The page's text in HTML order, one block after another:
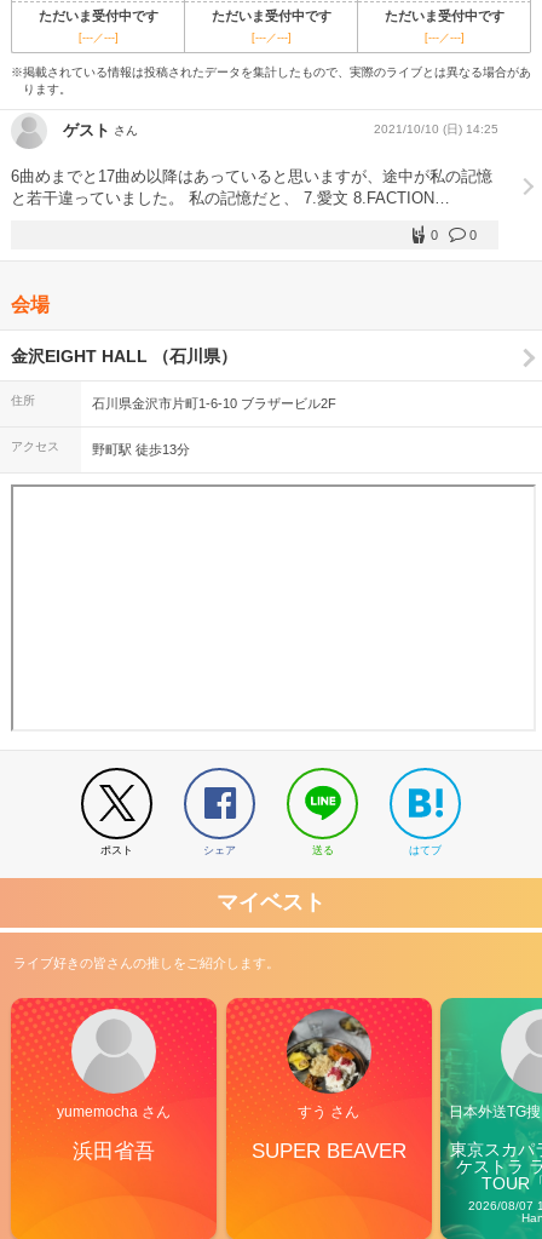
ただいま受付中です ただいま受付中です ただいま受付中です
[---／---] [---／---] [---／---]
※掲載されている情報は投稿されたデータを集計したもので、実際のライブとは異なる場合があ
ります。
ゲスト さん 2021/10/10 (日) 14:25
6曲めまでと17曲め以降はあっていると思いますが、途中が私の記憶
と若干違っていました。 私の記憶だと、 7.愛文 8.FACTION
衝動 15.Love me 16.照れ隠し 17.summer tail 18.マスターゴッド 19.
お祭りセンセーション 20.宴はヨイヨイ アンコール 21.消えていくよ
りませんが、少なくとも、 不死鳥は演奏されたと思います。
0
0
会場
金沢EIGHT HALL （石川県）
住所 石川県金沢市片町1-6-10 ブラザービル2F
アクセス 野町駅 徒歩13分
ポスト シェア 送る はてブ
マイベスト
ライブ好きの皆さんの推しをご紹介します。
yumemocha さん
浜田省吾
すう さん
SUPER BEAVER
日本外送TG
東京スカパ
ケストラ
TOUR
2026/08/07